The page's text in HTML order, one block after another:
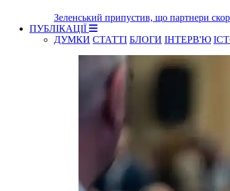
Зеленський припустив, що партнери
ПУБЛІКАЦІЇ
ДУМКИ СТАТТІ БЛОГИ ІНТЕРВ'Ю